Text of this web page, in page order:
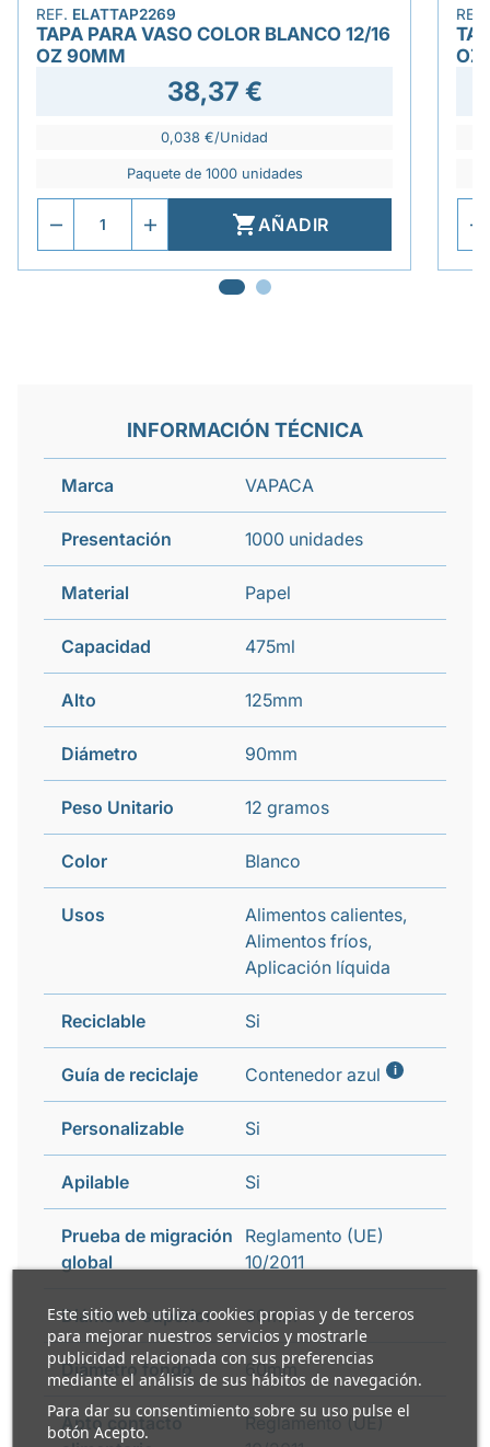
Este sitio web utiliza cookies propias y de terceros
para mejorar nuestros servicios y mostrarle
publicidad relacionada con sus preferencias
mediante el análisis de sus hábitos de navegación.
Para dar su consentimiento sobre su uso pulse el
botón Acepto.
REF. ELATTAP2269
TAPA PARA VASO COLOR BLANCO 12/16
OZ 90MM
38,37 €
0,038 €/Unidad
Paquete de 1000 unidades
AÑADIR
OZ
INFORMACIÓN TÉCNICA
Marca VAPACA
Presentación 1000 unidades
Material Papel
Capacidad 475ml
Alto 125mm
Diámetro 90mm
Peso Unitario 12 gramos
Color Blanco
Usos
Alimentos calientes,
Alimentos fríos,
Aplicación líquida
Reciclable Si
Guía de reciclaje Contenedor azul i
Personalizable Si
Apilable Si
Prueba de migración
global
Reglamento (UE)
10/2011
Diámetro superior 90mm
Diámetro fondo 60mm
Apto contacto
Reglamento (UE)